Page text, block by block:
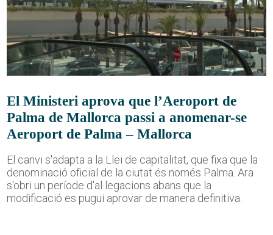
El Ministeri aprova que l’Aeroport de
Palma de Mallorca passi a anomenar-se
Aeroport de Palma – Mallorca
El canvi s'adapta a la Llei de capitalitat, que fixa que la
denominació oficial de la ciutat és només Palma. Ara
s'obri un període d'al·legacions abans que la
modificació es pugui aprovar de manera definitiva.